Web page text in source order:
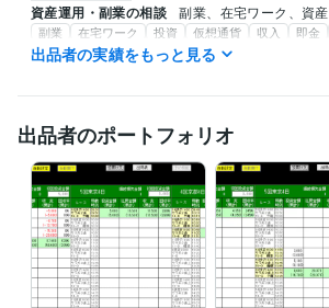
資産運用・副業の相談 副業、在宅ワーク、資
副業 在宅ワーク 投資 仮想通貨 収入 即金
AIソフト
出品者の実績をもっと見る
出品者のポートフォリオ